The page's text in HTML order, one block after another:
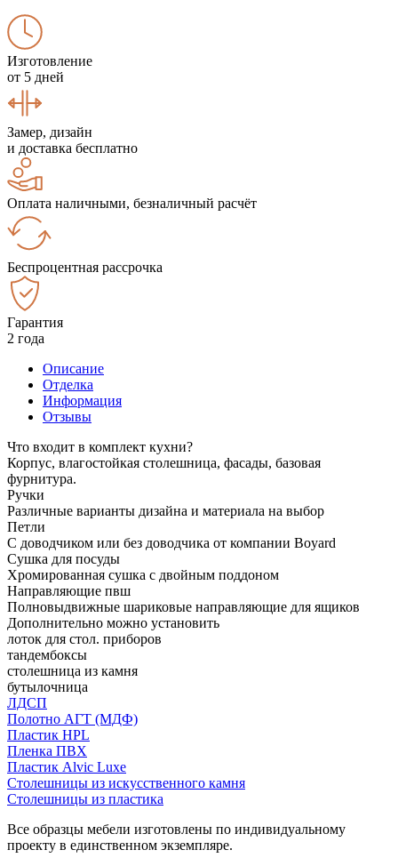
Изготовление
от 5 дней
Замер, дизайн
и доставка бесплатно
Оплата наличными, безналичный расчёт
Беспроцентная рассрочка
Гарантия
2 года
Описание
Отделка
Информация
Отзывы
Что входит в комплект кухни?
Корпус, влагостойкая столешница, фасады, базовая
фурнитура.
Ручки
Различные варианты дизайна и материала на выбор
Петли
С доводчиком или без доводчика от компании Boyard
Сушка для посуды
Хромированная сушка с двойным поддоном
Направляющие пвш
Полновыдвижные шариковые направляющие для ящиков
Дополнительно можно установить
лоток для стол. приборов
тандембоксы
столешница из камня
бутылочница
ЛДСП
Полотно АГТ (МДФ)
Пластик HPL
Пленка ПВХ
Пластик Alvic Luxe
Столешницы из искусственного камня
Столешницы из пластика
Все образцы мебели изготовлены по индивидуальному
проекту в единственном экземпляре.